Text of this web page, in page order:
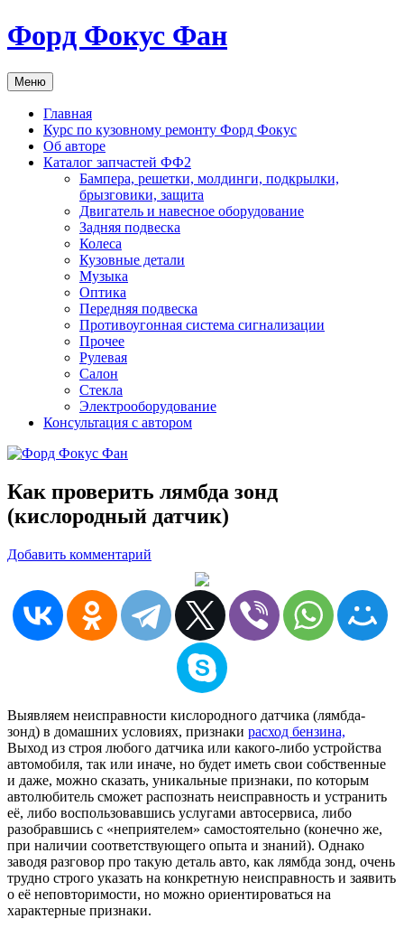
Перейти
к
Форд Фокус Фан
Меню
Главная
Курс по кузовному ремонту Форд Фокус
Об авторе
Каталог запчастей ФФ2
Бампера, решетки, молдинги, подкрылки,
брызговики, защита
Двигатель и навесное оборудование
Задняя подвеска
Колеса
Кузовные детали
Музыка
Оптика
Передняя подвеска
Противоугонная система сигнализации
Прочее
Рулевая
Салон
Стекла
Электрооборудование
Консультация с автором
Как проверить лямбда зонд
(кислородный датчик)
Добавить комментарий
Выявляем неисправности кислородного датчика (лямбда-
зонд) в домашних условиях, признаки расход бензина,
Выход из строя любого датчика или какого-либо устройства
автомобиля, так или иначе, но будет иметь свои собственные
и даже, можно сказать, уникальные признаки, по которым
автолюбитель сможет распознать неисправность и устранить
её, либо воспользовавшись услугами автосервиса, либо
разобравшись с «неприятелем» самостоятельно (конечно же,
при наличии соответствующего опыта и знаний). Однако
заводя разговор про такую деталь авто, как лямбда зонд, очень
трудно строго указать на конкретную неисправность и заявить
о её неповторимости, но можно ориентироваться на
характерные признаки.